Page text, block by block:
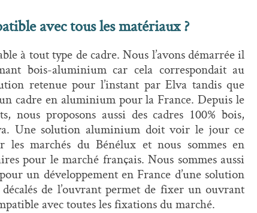
avec tous les matériaux ?
à tout type de cadre. Nous l’avons démarrée il
bois-aluminium car cela correspondait au
retenue pour l’instant par Elva tandis que
cadre en aluminium pour la France. Depuis le
nous proposons aussi des cadres 100% bois,
Une solution aluminium doit voir le jour ce
les marchés du Bénélux et nous sommes en
pour le marché français. Nous sommes aussi
un développement en France d’une solution
de l’ouvrant permet de fixer un ouvrant
avec toutes les fixations du marché.